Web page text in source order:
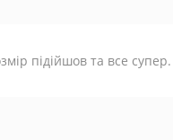
підійшов та все